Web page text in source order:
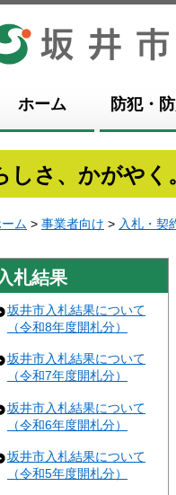
井市
ホーム 防犯・
しさ、かがやく
ム > 事業者向け > 入札・契
札結果
坂井市入札結果について
（令和8年度開札分）
坂井市入札結果について
（令和7年度開札分）
坂井市入札結果について
（令和6年度開札分）
坂井市入札結果について
（令和5年度開札分）